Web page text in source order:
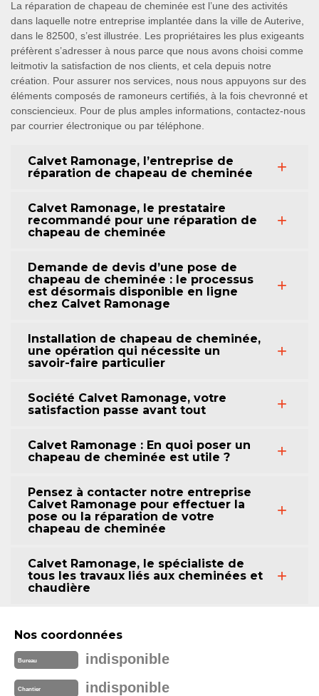
La réparation de chapeau de cheminée est l’une des activités
dans laquelle notre entreprise implantée dans la ville de Auterive,
dans le 82500, s’est illustrée. Les propriétaires les plus exigeants
préfèrent s’adresser à nous parce que nous avons choisi comme
leitmotiv la satisfaction de nos clients, et cela depuis notre
création. Pour assurer nos services, nous nous appuyons sur des
éléments composés de ramoneurs certifiés, à la fois chevronné et
consciencieux. Pour de plus amples informations, contactez-nous
par courrier électronique ou par téléphone.
Calvet Ramonage, l’entreprise de
réparation de chapeau de cheminée
Calvet Ramonage, le prestataire
recommandé pour une réparation de
chapeau de cheminée
Demande de devis d’une pose de
chapeau de cheminée : le processus
est désormais disponible en ligne
chez Calvet Ramonage
Installation de chapeau de cheminée,
une opération qui nécessite un
savoir-faire particulier
Société Calvet Ramonage, votre
satisfaction passe avant tout
Calvet Ramonage : En quoi poser un
chapeau de cheminée est utile ?
Pensez à contacter notre entreprise
Calvet Ramonage pour effectuer la
pose ou la réparation de votre
chapeau de cheminée
Calvet Ramonage, le spécialiste de
tous les travaux liés aux cheminées et
chaudière
Nos coordonnées
Bureau indisponible
Chantier indisponible